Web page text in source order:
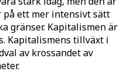
på ett mer intensivt sätt
gränser. Kapitalismen är
Kapitalismens tillväxt i
av krossandet av